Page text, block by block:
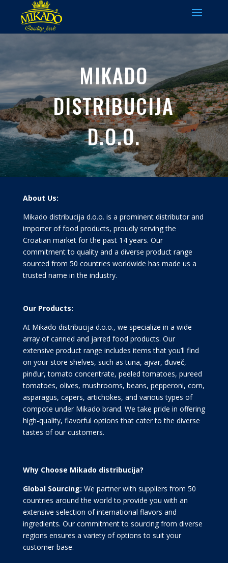
MIKADO
DISTRIBUCIJA
D.O.O.
About Us:
Mikado distribucija d.o.o. is a prominent distributor and
importer of food products, proudly serving the
Croatian market for the past 14 years. Our
commitment to quality and a diverse product range
sourced from 50 countries worldwide has made us a
trusted name in the industry.
Our Products:
At Mikado distribucija d.o.o., we specialize in a wide
array of canned and jarred food products. Our
extensive product range includes items that you’ll find
on your store shelves, such as tuna, ajvar, đuveč,
pinđur, tomato concentrate, peeled tomatoes, pureed
tomatoes, olives, mushrooms, beans, pepperoni, corn,
asparagus, capers, artichokes, and various types of
compote under Mikado brand. We take pride in offering
high-quality, flavorful options that cater to the diverse
tastes of our customers.
Why Choose Mikado distribucija?
Global Sourcing: We partner with suppliers from 50
countries around the world to provide you with an
extensive selection of international flavors and
ingredients. Our commitment to sourcing from diverse
regions ensures a variety of options to suit your
customer base.